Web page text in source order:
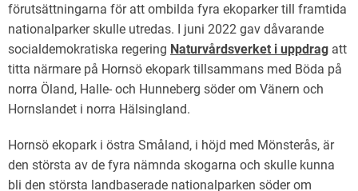
förutsättningarna för att ombilda fyra ekoparker till framtida
nationalparker skulle utredas. I juni 2022 gav dåvarande
socialdemokratiska regering Naturvårdsverket i uppdrag att
titta närmare på Hornsö ekopark tillsammans med Böda på
norra Öland, Halle- och Hunneberg söder om Vänern och
Hornslandet i norra Hälsingland.
Hornsö ekopark i östra Småland, i höjd med Mönsterås, är
den största av de fyra nämnda skogarna och skulle kunna
bli den största landbaserade nationalparken söder om